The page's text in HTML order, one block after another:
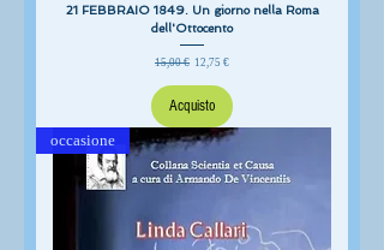
21 FEBBRAIO 1849. Un giorno nella Roma
dell'Ottocento
Prezzo regolare
15,00 € Prezzo scontato
12,75 €
Acquisto
occasione